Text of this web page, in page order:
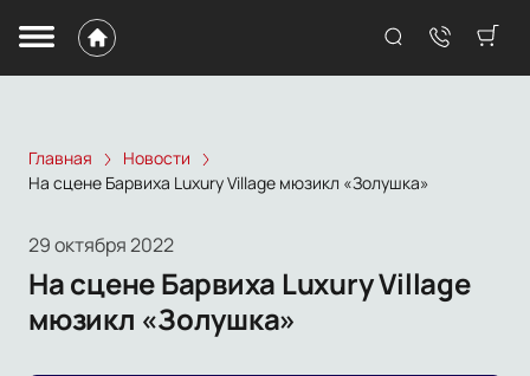
Главная
Новости
На сцене Барвиха Luxury Village мюзикл «Золушка»
29 октября 2022
На сцене Барвиха Luxury Village
мюзикл «Золушка»